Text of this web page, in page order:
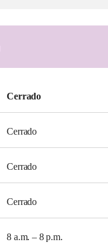
Cerrado
Cerrado
Cerrado
Cerrado
8 a.m. – 8 p.m.